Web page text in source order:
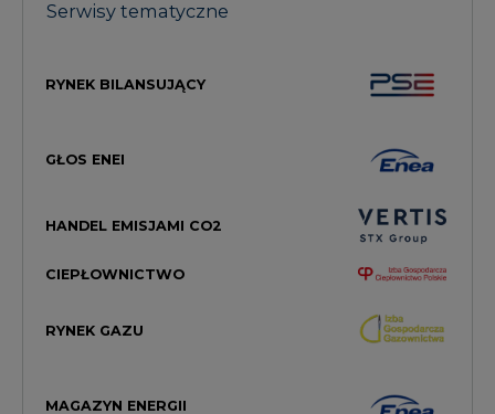
Serwisy tematyczne
RYNEK BILANSUJĄCY
GŁOS ENEI
HANDEL EMISJAMI CO2
CIEPŁOWNICTWO
RYNEK GAZU
MAGAZYN ENERGII